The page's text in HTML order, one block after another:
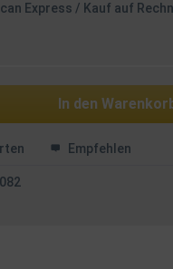
Express / Kauf auf
In den
Empfehlen